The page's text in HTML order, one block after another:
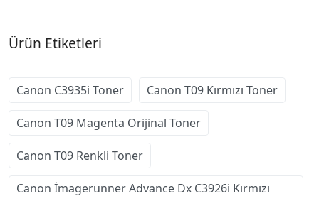
Ürün Etiketleri
Canon C3935i Toner Canon T09 Kırmızı Toner
Canon T09 Magenta Orijinal Toner
Canon T09 Renkli Toner
Canon İmagerunner Advance Dx C3926i Kırmızı